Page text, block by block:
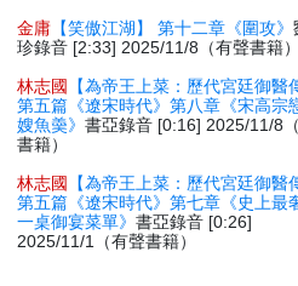
金庸 【笑傲江湖】 第十二章《圍攻》
珍錄音 [2:33] 2025/11/8（有聲書籍）
林志國
【為帝王上菜：歷代宮廷御醫
第五篇《遼宋時代》第八章《宋高宗
嫂魚羮》書亞錄音 [0:16] 2025/11/8
書籍）
林志國
【為帝王上菜：歷代宮廷御醫
第五篇《遼宋時代》第七章《史上最
一桌御宴菜單》書亞錄音 [0:26]
2025/11/1（有聲書籍）